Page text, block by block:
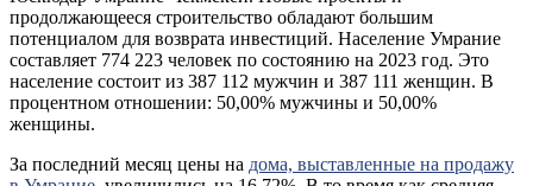
продолжающееся строительство обладают большим
потенциалом для возврата инвестиций. Население Умрание
составляет 774 223 человек по состоянию на 2023 год. Это
население состоит из 387 112 мужчин и 387 111 женщин. В
процентном отношении: 50,00% мужчины и 50,00%
женщины.
За последний месяц цены на дома, выставленные на продажу